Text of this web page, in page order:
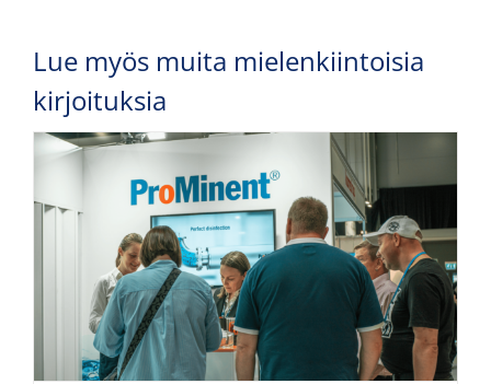
Lue myös muita mielenkiintoisia
kirjoituksia